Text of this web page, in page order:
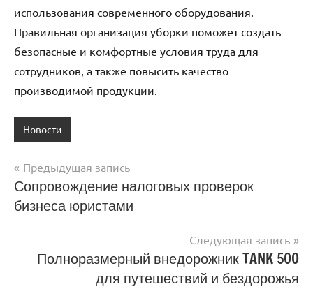
использования современного оборудования.
Правильная организация уборки поможет создать
безопасные и комфортные условия труда для
сотрудников, а также повысить качество
производимой продукции.
Новости
Навигация
по
Предыдущая запись
Сопровождение налоговых проверок
бизнеса юристами
Следующая запись
Полноразмерный внедорожник TANK 500
для путешествий и бездорожья